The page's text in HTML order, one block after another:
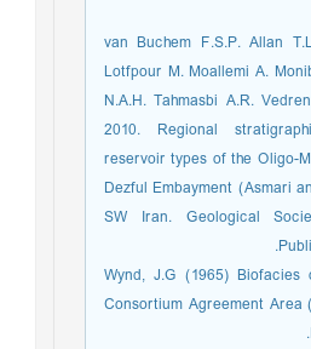
[40] van Buchem F.S.P. Allan
Lotfpour M. Moallemi A.
N.A.H. Tahmasbi A.R.
2010. Regional
reservoir types of the Oligo-
Dezful Embayment (Asmari
SW Iran. Geological
[41] Wynd, J.G (1965)
Consortium Agreement Area